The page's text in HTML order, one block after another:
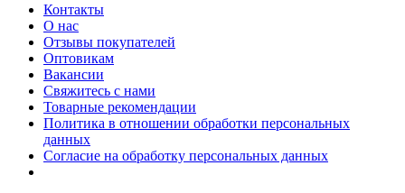
Контакты
О нас
Отзывы покупателей
Оптовикам
Вакансии
Свяжитесь с нами
Товарные рекомендации
Политика в отношении обработки персональных
данных
Согласие на обработку персональных данных